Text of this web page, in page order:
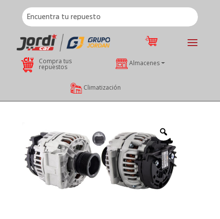
Compra tus
repuestos Almacenes
Climatización